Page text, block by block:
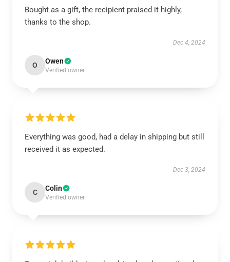
Bought as a gift, the recipient praised it highly,
thanks to the shop.
Dec 4, 2024
O Owen
Verified owner
Everything was good, had a delay in shipping but still
received it as expected.
Dec 3, 2024
C Colin
Verified owner